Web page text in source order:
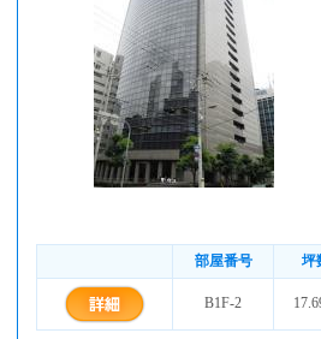
部屋番号 坪
B1F-2